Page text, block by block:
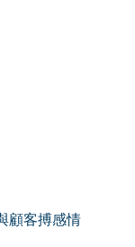
顧客搏感情